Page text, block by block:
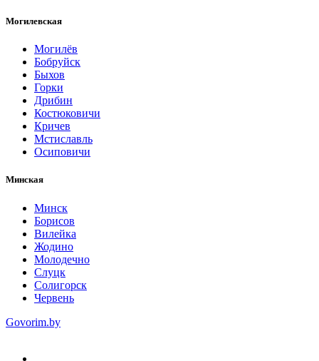
Могилевская
Могилёв
Бобруйск
Быхов
Горки
Дрибин
Костюковичи
Кричев
Мстиславль
Осиповичи
Минская
Минск
Борисов
Вилейка
Жодино
Молодечно
Слуцк
Солигорск
Червень
Govorim.by